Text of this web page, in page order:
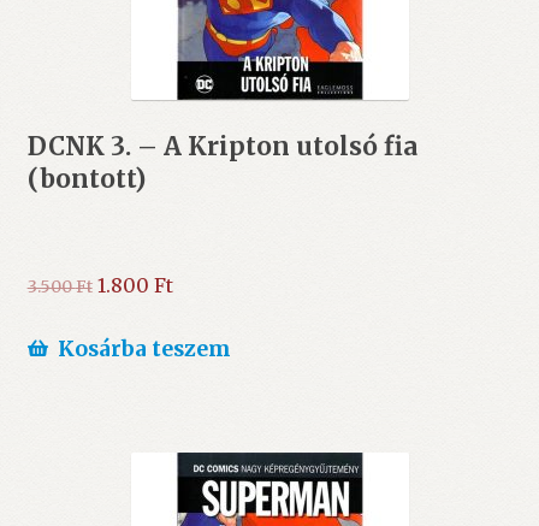
DCNK 3. – A Kripton utolsó fia
(bontott)
3.500Ft Original
was:
1.800 FtCurrent
is:
Kosárba teszem